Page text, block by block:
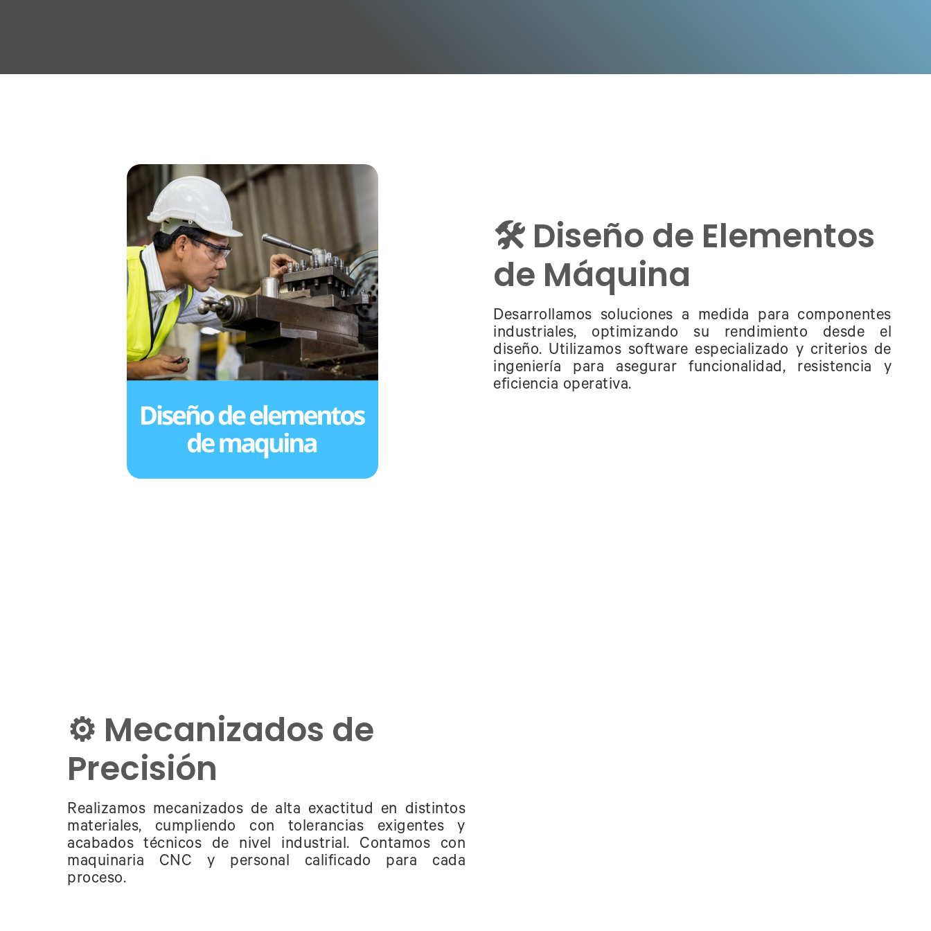
🛠 Diseño de Elementos
de Máquina
Desarrollamos soluciones a medida para componentes
industriales, optimizando su rendimiento desde el
diseño. Utilizamos software especializado y criterios de
ingeniería para asegurar funcionalidad, resistencia y
eficiencia operativa.
⚙️ Mecanizados de
Precisión
Realizamos mecanizados de alta exactitud en distintos
materiales, cumpliendo con tolerancias exigentes y
acabados técnicos de nivel industrial. Contamos con
maquinaria CNC y personal calificado para cada
proceso.